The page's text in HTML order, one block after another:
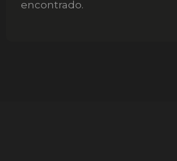
encontrado.